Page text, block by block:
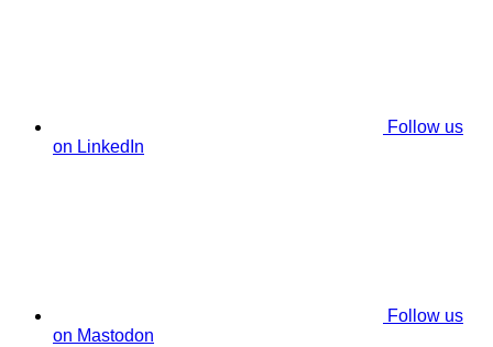
Follow us
on LinkedIn
Follow us
on Mastodon